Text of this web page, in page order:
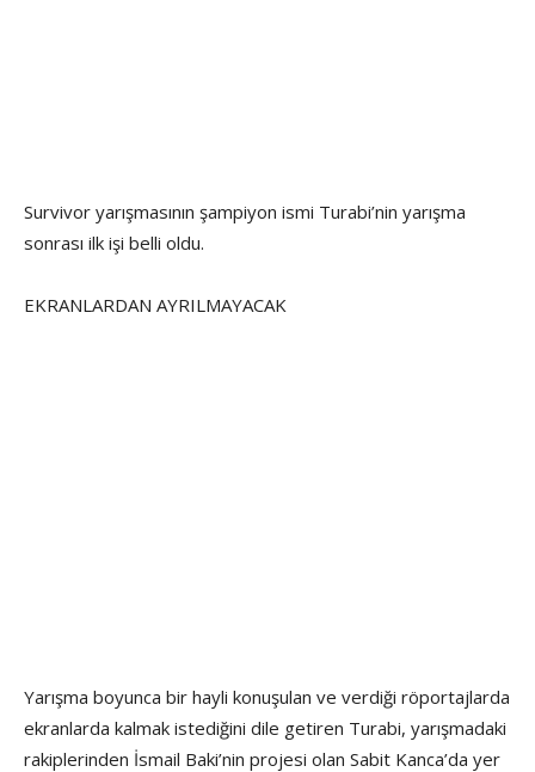
Survivor yarışmasının şampiyon ismi Turabi’nin yarışma
sonrası ilk işi belli oldu.
EKRANLARDAN AYRILMAYACAK
Yarışma boyunca bir hayli konuşulan ve verdiği röportajlarda
ekranlarda kalmak istediğini dile getiren Turabi, yarışmadaki
rakiplerinden İsmail Baki’nin projesi olan Sabit Kanca’da yer